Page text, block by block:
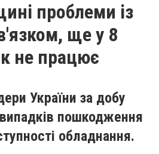
проблеми із
ще у 8
не працює
України за добу
пошкодження
обладнання.